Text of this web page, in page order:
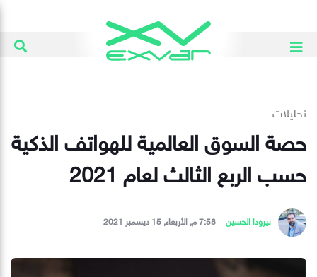
تحليلات
حصة السوق العالمية للهواتف الذكية
حسب الربع الثالث لعام 2021
نيرودا الحسين 7:58 م, الأربعاء, 15 ديسمبر 2021